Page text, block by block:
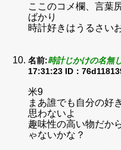
ここのコメ欄、言葉
ばかり
時計好きはうるさい
名前:時計じかけの名無
17:31:23 ID：
米9
まあ誰でも自分の好
思わないよ
趣味性の高い物だか
ゃないかな？